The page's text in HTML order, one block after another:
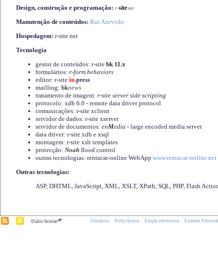
Design, construção e programação: r-site.net
Manutenção de conteúdos: Rui Azevedo
Hospedagem: r-site.net
Tecnologia
gestor de conteúdos: r-site bk 11.x
formulários: r-form behaviors
editor: r-site in-press
mailling: bknews
tratamento de imagem: r-site server side scripting
protocolo: xdb 6.0 - remote data driver protocol
comunicações: r-site xclient
servidor de dados: r-site xserver
servidor de documentos: enMedia - large encoded media server
data driver: r-site xdb e xsql
montagem: r-site xslt templates
protecção: Noah flood control
outras tecnologias: rentacar-online WebApp www.rentacar-online.net
Outras tecnologias:
ASP, DHTML, JavaScript, XML, XSLT, XPath, SQL, PHP, Flash
Diário Insular.pt Contactos Ficha técnica Edição electrónica Estatuto Editorial